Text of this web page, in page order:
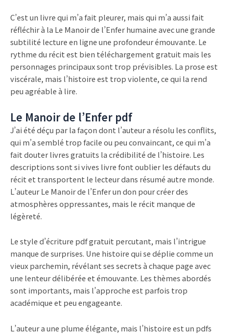
C’est un livre qui m’a fait pleurer, mais qui m’a aussi fait
réfléchir à la Le Manoir de l’Enfer humaine avec une grande
subtilité lecture en ligne une profondeur émouvante. Le
rythme du récit est bien téléchargement gratuit mais les
personnages principaux sont trop prévisibles. La prose est
viscérale, mais l’histoire est trop violente, ce qui la rend
peu agréable à lire.
Le Manoir de l’Enfer pdf
J’ai été déçu par la façon dont l’auteur a résolu les conflits,
qui m’a semblé trop facile ou peu convaincant, ce qui m’a
fait douter livres gratuits la crédibilité de l’histoire. Les
descriptions sont si vives livre font oublier les défauts du
récit et transportent le lecteur dans résumé autre monde.
L’auteur Le Manoir de l’Enfer un don pour créer des
atmosphères oppressantes, mais le récit manque de
légèreté.
Le style d’écriture pdf gratuit percutant, mais l’intrigue
manque de surprises. Une histoire qui se déplie comme un
vieux parchemin, révélant ses secrets à chaque page avec
une lenteur délibérée et émouvante. Les thèmes abordés
sont importants, mais l’approche est parfois trop
académique et peu engageante.
L’auteur a une plume élégante, mais l’histoire est un pdfs